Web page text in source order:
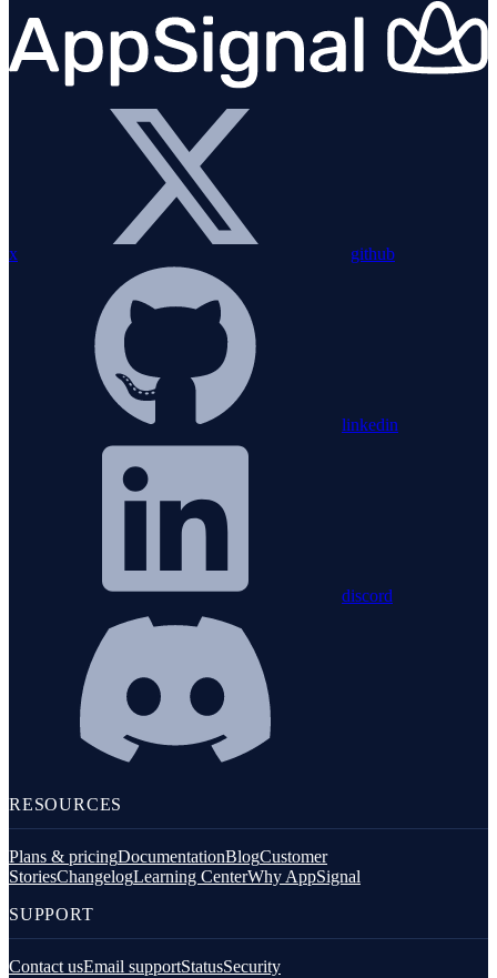
x github
linkedin
discord
RESOURCES
Plans & pricingDocumentationBlogCustomer
StoriesChangelogLearning CenterWhy AppSignal
SUPPORT
Contact usEmail supportStatusSecurity